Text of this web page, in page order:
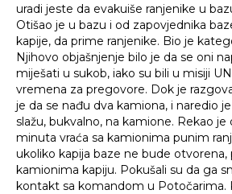
uradi jeste da evakuiše ranjenike u
Otišao je u bazu i od zapovjednika
kapije, da prime ranjenike. Bio je
Njihovo objašnjenje bilo je da se oni
miješati u sukob, iako su bili u misiji
vremena za pregovore. Dok je
je da se nađu dva kamiona, i naredio
slažu, bukvalno, na kamione. Rekao je
minuta vraća sa kamionima punim
ukoliko kapija baze ne bude otvorena,
kamionima kapiju. Pokušali su da ga
kontakt sa komandom u Potočarima.